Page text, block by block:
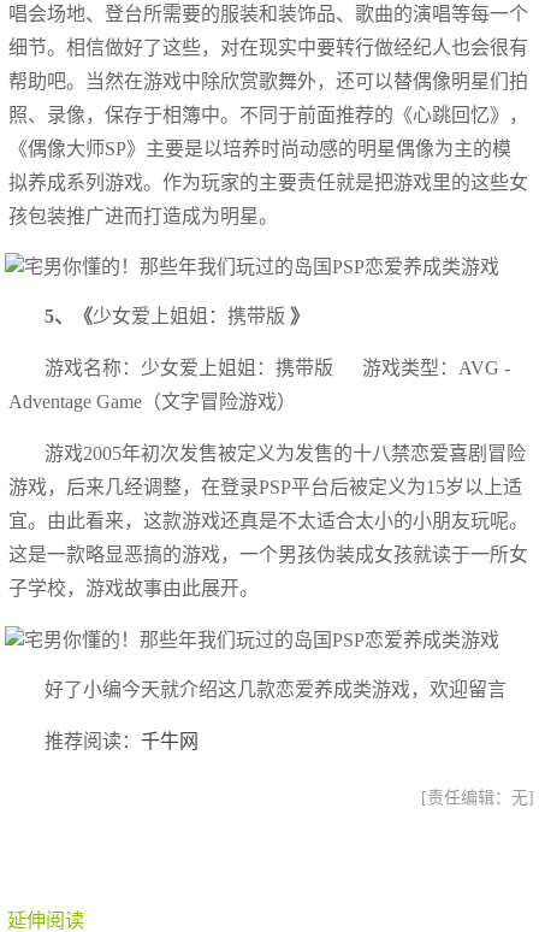
唱会场地、登台所需要的服装和装饰品、歌曲的演唱等每一个
细节。相信做好了这些，对在现实中要转行做经纪人也会很有
帮助吧。当然在游戏中除欣赏歌舞外，还可以替偶像明星们拍
照、录像，保存于相簿中。不同于前面推荐的《心跳回忆》，
《偶像大师SP》主要是以培养时尚动感的明星偶像为主的模
拟养成系列游戏。作为玩家的主要责任就是把游戏里的这些女
孩包装推广进而打造成为明星。
5、《少女爱上姐姐：携带版 》
游戏名称：少女爱上姐姐：携带版 游戏类型：AVG -
Adventage Game（文字冒险游戏）
游戏2005年初次发售被定义为发售的十八禁恋爱喜剧冒险
游戏，后来几经调整，在登录PSP平台后被定义为15岁以上适
宜。由此看来，这款游戏还真是不太适合太小的小朋友玩呢。
这是一款略显恶搞的游戏，一个男孩伪装成女孩就读于一所女
子学校，游戏故事由此展开。
好了小编今天就介绍这几款恋爱养成类游戏，欢迎留言
推荐阅读：千牛网
[责任编辑：无]
延伸阅读